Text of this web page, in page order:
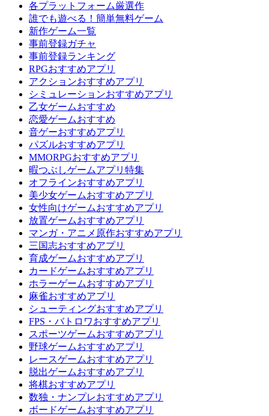
各プラットフォーム厳選作
誰でも遊べる！簡単無料ゲーム
新作ゲーム一覧
事前登録ガチャ
事前登録ランキング
RPGおすすめアプリ
アクションおすすめアプリ
シミュレーションおすすめアプリ
乙女ゲームおすすめ
恋愛ゲームおすすめ
音ゲーおすすめアプリ
パズルおすすめアプリ
MMORPGおすすめアプリ
暇つぶしゲームアプリ特集
オフラインおすすめアプリ
美少女ゲームおすすめアプリ
女性向けゲームおすすめアプリ
放置ゲームおすすめアプリ
マンガ・アニメ原作おすすめアプリ
三国志おすすめアプリ
育成ゲームおすすめアプリ
カードゲームおすすめアプリ
ホラーゲームおすすめアプリ
麻雀おすすめアプリ
シューティングおすすめアプリ
FPS・バトロワおすすめアプリ
スポーツゲームおすすめアプリ
野球ゲームおすすめアプリ
レースゲームおすすめアプリ
脱出ゲームおすすめアプリ
将棋おすすめアプリ
数独・ナンプレおすすめアプリ
ボードゲームおすすめアプリ